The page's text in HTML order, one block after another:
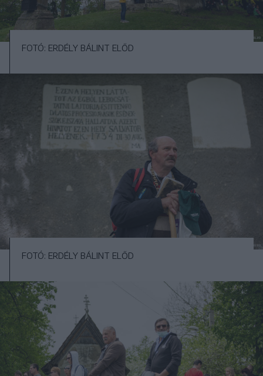
FOTÓ: ERDÉLY BÁLINT ELŐD
FOTÓ: ERDÉLY BÁLINT ELŐD